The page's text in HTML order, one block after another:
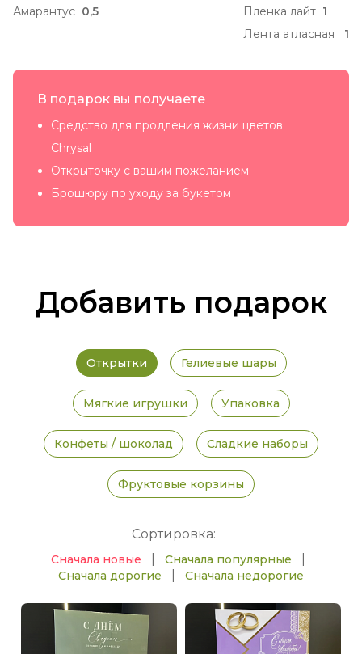
Амарантус 0,5
Пленка лайт 1
Лента атласная
1
В подарок вы получаете
Средство для продления жизни цветов
Chrysal
Открыточку с вашим пожеланием
Брошюру по уходу за букетом
Добавить подарок
Открытки Гелиевые шары
Мягкие игрушки Упаковка
Конфеты / шоколад Сладкие наборы
Фруктовые корзины
Сортировка:
Сначала новые Сначала популярные
Сначала дорогие Сначала недорогие